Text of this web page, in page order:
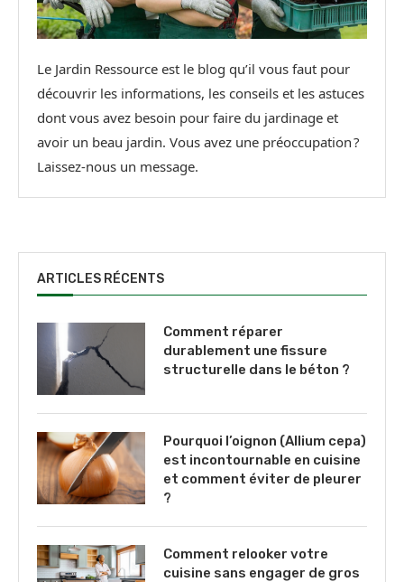
Le Jardin Ressource est le blog qu’il vous faut pour
découvrir les informations, les conseils et les astuces
dont vous avez besoin pour faire du jardinage et
avoir un beau jardin. Vous avez une préoccupation ?
Laissez-nous un message.
ARTICLES RÉCENTS
Comment réparer
durablement une fissure
structurelle dans le béton ?
Pourquoi l’oignon (Allium cepa)
est incontournable en cuisine
et comment éviter de pleurer
?
Comment relooker votre
cuisine sans engager de gros